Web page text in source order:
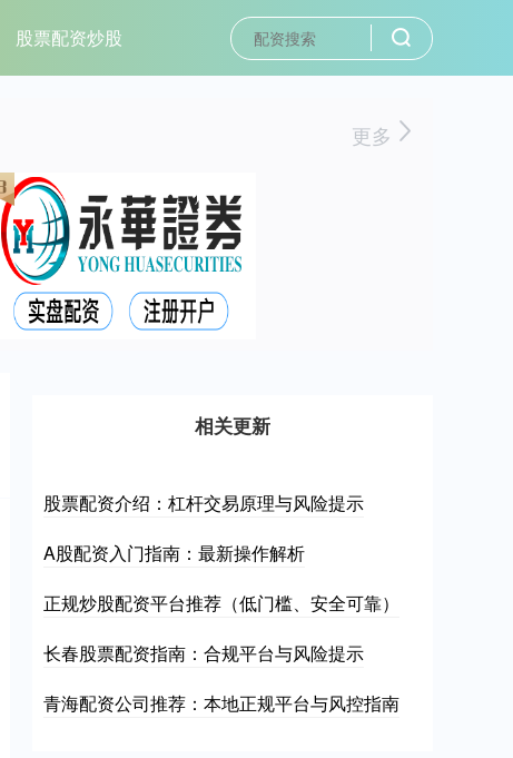
股票配资炒股
更多
相关更新
股票配资介绍：杠杆交易原理与风险提示
A股配资入门指南：最新操作解析
正规炒股配资平台推荐（低门槛、安全可靠）
长春股票配资指南：合规平台与风险提示
青海配资公司推荐：本地正规平台与风控指南